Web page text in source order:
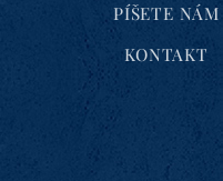
PÍŠETE NÁM
KONTAKT